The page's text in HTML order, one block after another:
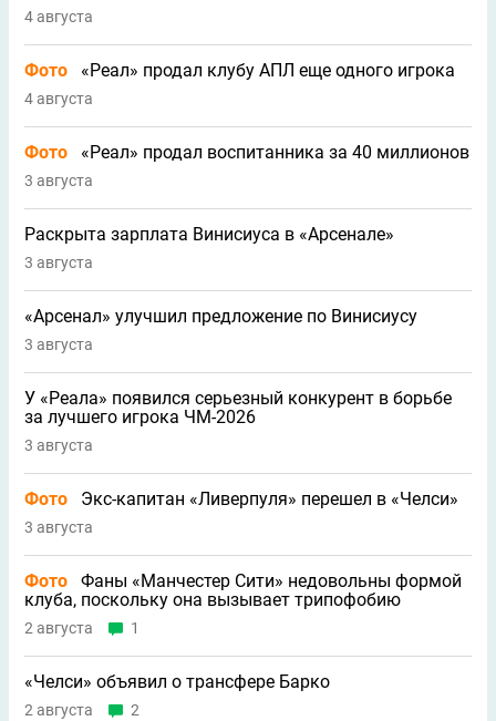
4 августа
Фото «Реал» продал клубу АПЛ еще одного игрока
4 августа
Фото «Реал» продал воспитанника за 40 миллионов
3 августа
Раскрыта зарплата Винисиуса в «Арсенале»
3 августа
«Арсенал» улучшил предложение по Винисиусу
3 августа
У «Реала» появился серьезный конкурент в борьбе
за лучшего игрока ЧМ-2026
3 августа
Фото Экс-капитан «Ливерпуля» перешел в «Челси»
3 августа
Фото
Фаны «Манчестер Сити» недовольны формой
клуба, поскольку она вызывает трипофобию
2 августа 1
«Челси» объявил о трансфере Барко
2 августа 2